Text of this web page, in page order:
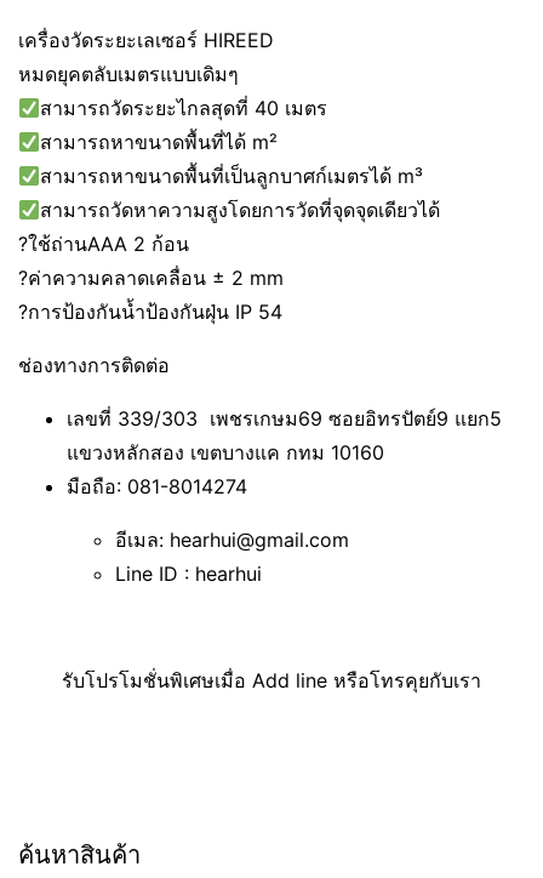
เครื่องวัดระยะเลเซอร์ HIREED
หมดยุคตลับเมตรแบบเดิมๆ
สามารถวัดระยะไกลสุดที่ 40 เมตร
สามารถหาขนาดพื้นที่ได้ m²
สามารถหาขนาดพื้นที่เป็นลูกบาศก์เมตรได้ m³
สามารถวัดหาความสูงโดยการวัดที่จุดจุดเดียวได้
?ใช้ถ่านAAA 2 ก้อน
?ค่าความคลาดเคลื่อน ± 2 mm
?การป้องกันน้ำป้องกันฝุ่น IP 54
ช่องทางการติดต่อ
เลขที่ 339/303 เพชรเกษม69 ซอยอิทรปัตย์9 แยก5
แขวงหลักสอง เขตบางแค กทม 10160
มือถือ: 081-8014274
อีเมล: hearhui@gmail.com
Line ID : hearhui
รับโปรโมชั่นพิเศษเมื่อ Add line หรือโทรคุยกับเรา
ค้นหาสินค้า